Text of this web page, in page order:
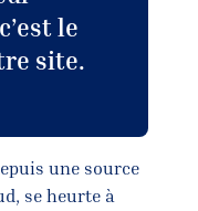
le
site.
une source
se heurte à